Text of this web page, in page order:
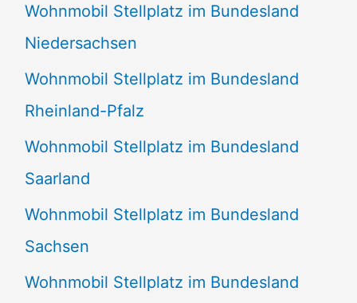
Wohnmobil Stellplatz im Bundesland
Niedersachsen
Wohnmobil Stellplatz im Bundesland
Rheinland-Pfalz
Wohnmobil Stellplatz im Bundesland
Saarland
Wohnmobil Stellplatz im Bundesland
Sachsen
Wohnmobil Stellplatz im Bundesland